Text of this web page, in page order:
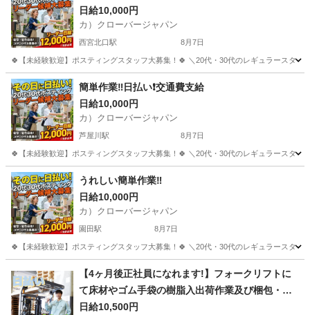
日給10,000円
カ）クローバージャパン
西宮北口駅 8月7日
🍀【未経験歓迎】ポスティングスタッフ大募集！🍀 ＼20代・30代のレギュラースタ
兵庫 西宮市 西宮北口駅 軽作業 スタッフ
簡単作業‼️日払い❗️交通費支給
日給10,000円
カ）クローバージャパン
芦屋川駅 8月7日
🍀【未経験歓迎】ポスティングスタッフ大募集！🍀 ＼20代・30代のレギュラースタ
兵庫 芦屋市 芦屋川駅 軽作業
うれしい簡単作業‼
日給10,000円
カ）クローバージャパン
園田駅 8月7日
🍀【未経験歓迎】ポスティングスタッフ大募集！🍀 ＼20代・30代のレギュラースタ
園田駅 軽作業 スタッフ
【4ヶ月後正社員になれます!】フォークリフトに
て床材やゴム手袋の樹脂入出荷作業及び梱包・検
品作業!制服貸与あり!日給保障あり!DR:MJ144-02
日給10,500円